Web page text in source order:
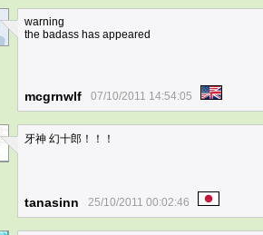
warning
the badass has appeared
mcgrnwlf 07/10/2011 14:54:05
牙神 幻十郎！！！
tanasinn 25/10/2011 00:02:46